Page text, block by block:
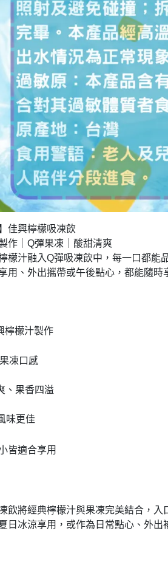
佳興檸檬吸凍飲
作｜Q彈果凍｜酸甜清爽
檬汁融入Q彈吸凍飲中，每一口都能
用、外出攜帶或午後點心，都能隨時
檸檬汁製作
凍口感
、果香四溢
味更佳
皆適合享用
飲將經典檸檬汁與果凍完美結合，
日冰涼享用，或作為日常點心、外